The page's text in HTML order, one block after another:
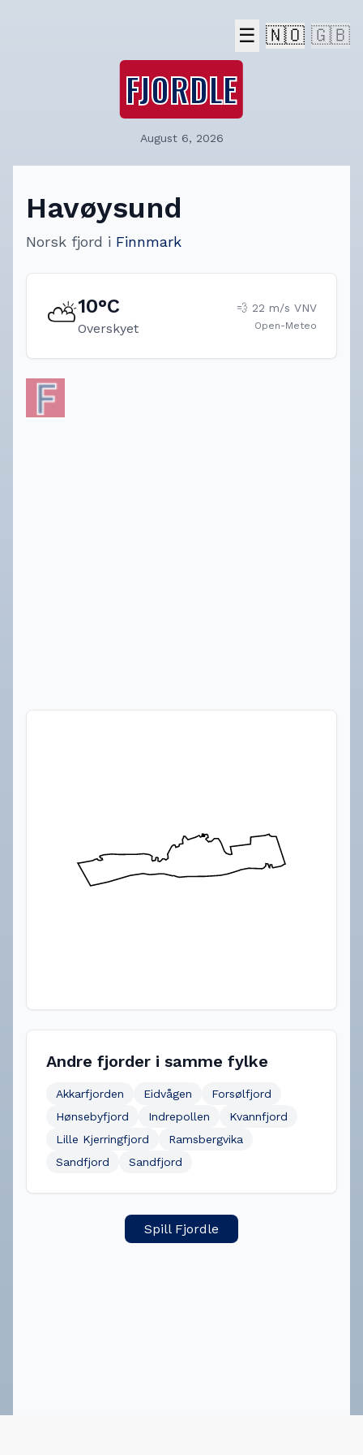
☰ 🇳🇴 🇬🇧
FJORDLE
August 6, 2026
Havøysund
Norsk fjord i Finnmark
⛅10°C
Overskyet
💨 22 m/s VNV
Open-Meteo
Andre fjorder i samme fylke
Akkarfjorden Eidvågen
Forsølfjord
Hønsebyfjord
Indrepollen
Kvannfjord
Lille Kjerringfjord
Ramsbergvika
Sandfjord
Sandfjord
Spill Fjordle